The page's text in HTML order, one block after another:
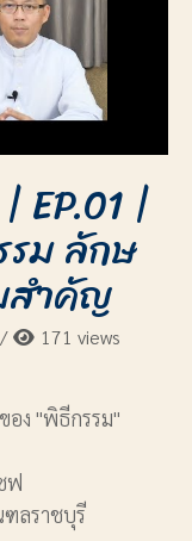
EP.01 |
ม ลักษ
สำคัญ
/
171 views
อง "พิธีกรรม"
ฟ
ลราชบุรี